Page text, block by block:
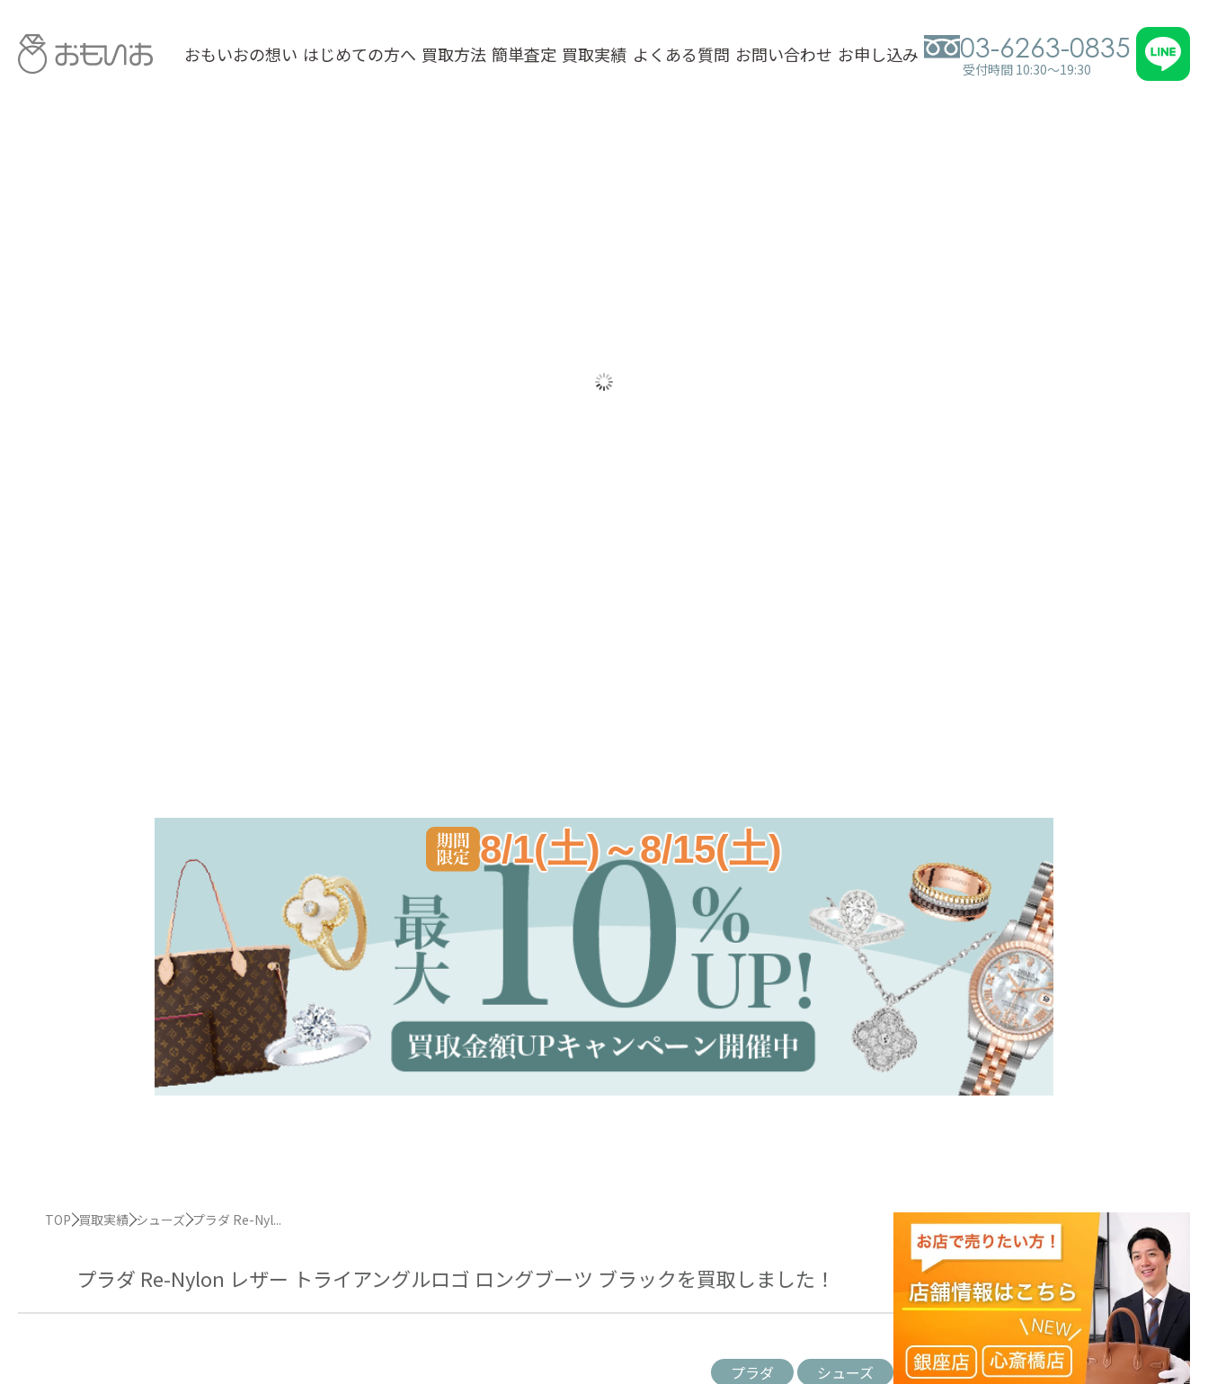
おもいおの想い はじめての方へ 買取方法 簡単査定 買取実績 よくある質問 お問い合わせ お申し込み 03-6263-0835
受付時間 10:30～19:30
8/1(土)～8/15(土)
TOP 買取実績 シューズ プラダ Re-Nyl...
プラダ Re-Nylon レザー トライアングルロゴ ロングブーツ ブラックを買取しました！
プラダ シューズ